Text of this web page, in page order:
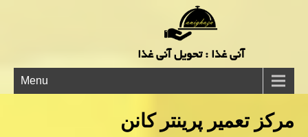
آنی غذا : تحویل آنی غذا
Menu
مركز تعمیر پرینتر كانن